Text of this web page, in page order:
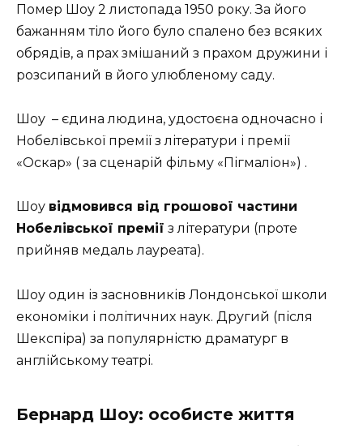
Помер Шоу 2 листопада 1950 року. За його
бажанням тіло його було спалено без всяких
обрядів, а прах змішаний з прахом дружини і
розсипаний в його улюбленому саду.
Шоу – єдина людина, удостоєна одночасно і
Нобелівської премії з літератури і премії
«Оскар» ( за сценарій фільму «Пігмаліон») .
Шоу відмовився від грошової частини
Нобелівської премії з літератури (проте
прийняв медаль лауреата).
Шоу один із засновників Лондонської школи
економіки і політичних наук. Другий (після
Шекспіра) за популярністю драматург в
англійському театрі.
Бернард Шоу: особисте життя